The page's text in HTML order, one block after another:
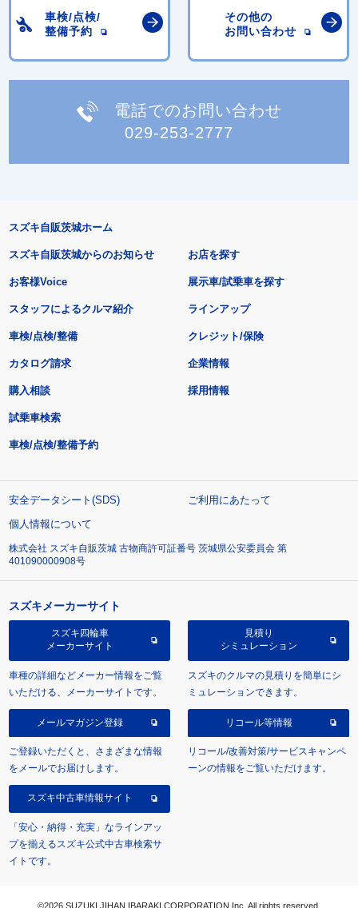
車検/点検/
整備予約
その他の
お問い合わせ
電話でのお問い合わせ
029-253-2777
スズキ自販茨城ホーム
スズキ自販茨城からのお知らせ
お客様Voice
スタッフによるクルマ紹介
お店を探す
展示車/試乗車を探す
ラインアップ
車検/点検/整備 クレジット/保険
カタログ請求
購入相談
試乗車検索
車検/点検/整備予約
企業情報
採用情報
安全データシート(SDS)
ご利用にあたって
個人情報について
株式会社 スズキ自販茨城 古物商許可証番号 茨城県公安委員会 第
401090000908号
スズキメーカーサイト
スズキ四輪車
メーカーサイト
車種の詳細などメーカー情報をご覧
いただける、メーカーサイトです。
見積り
シミュレーション
スズキのクルマの見積りを簡単にシ
ミュレーションできます。
メールマガジン登録
ご登録いただくと、さまざまな情報
をメールでお届けします。
リコール等情報
リコール/改善対策/サービスキャンペ
ーンの情報をご覧いただけます。
スズキ中古車情報サイト
「安心・納得・充実」なラインアッ
プを揃えるスズキ公式中古車検索サ
イトです。
©2026 SUZUKI JIHAN IBARAKI CORPORATION Inc. All rights reserved.